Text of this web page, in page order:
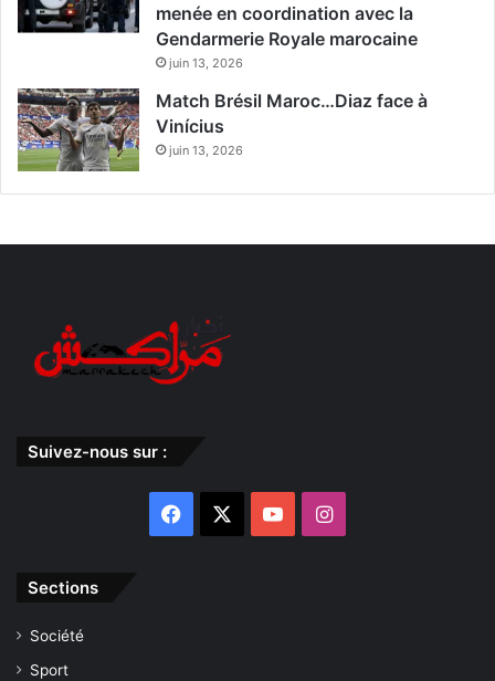
menée en coordination avec la
Gendarmerie Royale marocaine
juin 13, 2026
Match Brésil Maroc…Diaz face à
Vinícius
juin 13, 2026
Suivez-nous sur :
Facebook YouTubeInstagram
Sections
Société
Sport